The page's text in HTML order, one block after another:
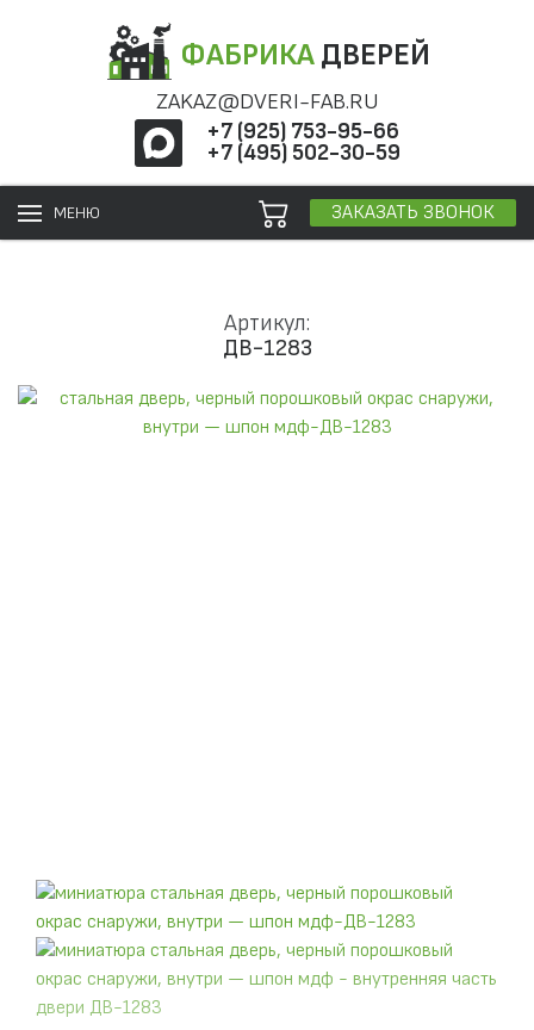
ФАБРИКАДВЕРЕЙ
ZAKAZ@DVERI-FAB.RU
+7 (925) 753-95-66
+7 (495) 502-30-59
МЕНЮ ЗАКАЗАТЬ ЗВОНОК
Артикул:
ДВ-1283